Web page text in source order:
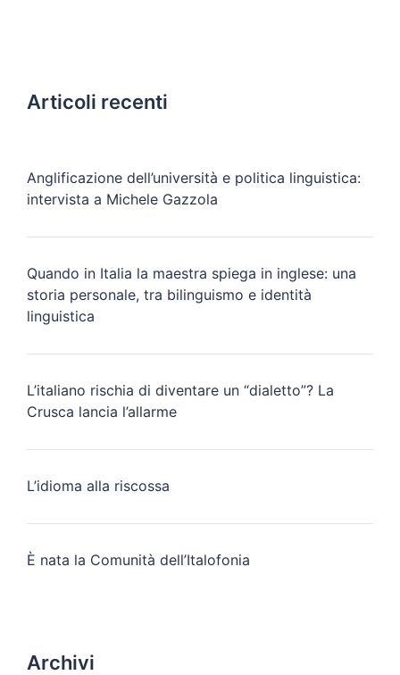
Articoli recenti
Anglificazione dell’università e politica linguistica:
intervista a Michele Gazzola
Quando in Italia la maestra spiega in inglese: una
storia personale, tra bilinguismo e identità
linguistica
L’italiano rischia di diventare un “dialetto”? La
Crusca lancia l’allarme
L’idioma alla riscossa
È nata la Comunità dell’Italofonia
Archivi